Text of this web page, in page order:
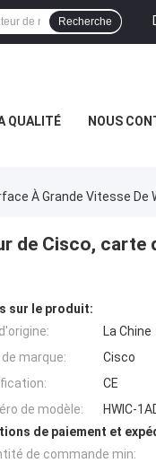
Recherche
QUALITÉ NOUS
À Grande Vitesse De
de Cisco, carte
sur le produit:
La Chine
de marque:
Cisco
CE
de modèle:
HWIC-
de paiement et
de commande min: